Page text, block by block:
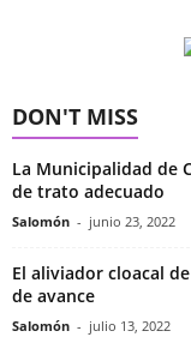
DON'T MISS
La Municipalidad de
de trato adecuado
Salomón - junio 23, 2022
El aliviador cloacal
de avance
Salomón - julio 13, 2022